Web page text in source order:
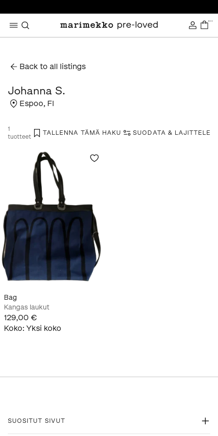
...
Back to all listings
Johanna S.
Espoo, FI
1
tuotteet
TALLENNA TÄMÄ HAKU SUODATA & LAJITTELE
Bag
Kangas laukut
129,00 €
Koko: Yksi koko
SUOSITUT SIVUT